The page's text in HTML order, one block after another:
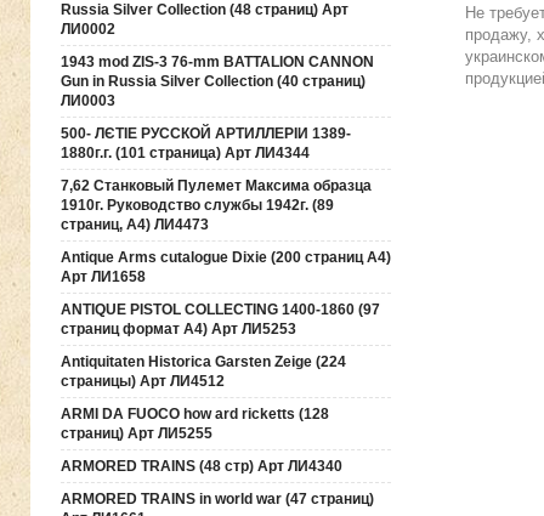
Russia Silver Collection (48 страниц) Арт
ЛИ0002
1943 mod ZIS-3 76-mm BATTALION CANNON
Gun in Russia Silver Collection (40 страниц)
ЛИ0003
500- ЛЄТІЕ РУССКОЙ АРТИЛЛЕРІИ 1389-
1880г.г. (101 страница) Арт ЛИ4344
7,62 Станковый Пулемет Максима образца
1910г. Руководство службы 1942г. (89
страниц, А4) ЛИ4473
Antique Arms cutalogue Dixie (200 страниц А4)
Арт ЛИ1658
ANTIQUE PISTOL COLLECTING 1400-1860 (97
страниц формат А4) Арт ЛИ5253
Antiquitaten Historica Garsten Zeige (224
страницы) Арт ЛИ4512
ARMI DA FUOCO how ard ricketts (128
страниц) Арт ЛИ5255
ARMORED TRAINS (48 стр) Арт ЛИ4340
ARMORED TRAINS in world war (47 страниц)
Не
продажу,